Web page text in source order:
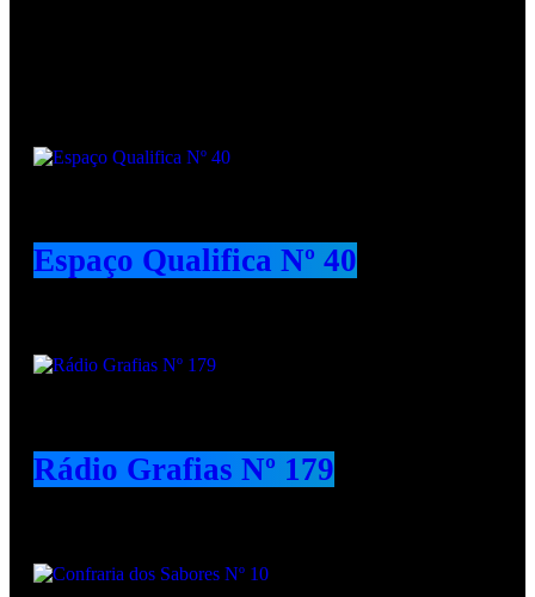
Espaço Qualifica Nº 40
Rádio Grafias Nº 179